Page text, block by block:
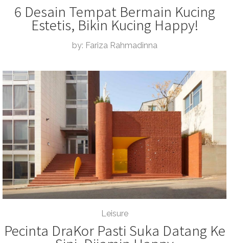
6 Desain Tempat Bermain Kucing
Estetis, Bikin Kucing Happy!
by: Fariza Rahmadinna
Leisure
Pecinta DraKor Pasti Suka Datang Ke